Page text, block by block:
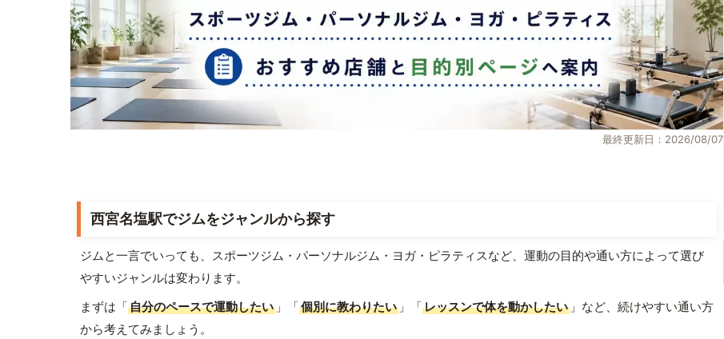
最終更新日：2026/08/07
西宮名塩駅でジムをジャンルから探す
ジムと一言でいっても、スポーツジム・パーソナルジム・ヨガ・ピラティスなど、運動の目的や通い方によって選び
やすいジャンルは変わります。
まずは「自分のペースで運動したい 」「個別に教わりたい 」「レッスンで体を動かしたい 」など、続けやすい通い方
から考えてみましょう。